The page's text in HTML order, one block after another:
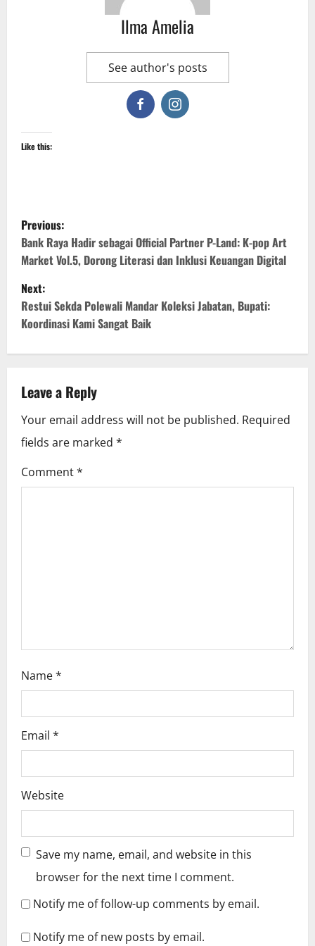
Ilma Amelia
See author's posts
Like this:
P
o
s
t
n
v
i
g
a
Previous:
Bank Raya Hadir sebagai Official Partner P-Land: K-pop Art
Market Vol.5, Dorong Literasi dan Inklusi Keuangan Digital
Next:
Restui Sekda Polewali Mandar Koleksi Jabatan, Bupati:
Koordinasi Kami Sangat Baik
Leave a Reply
Your email address will not be published. Required
fields are marked *
Comment*
Name*
Email *
Website
Save my name, email, and website in this
browser for the next time I comment.
Notify me of follow-up comments by email.
Notify me of new posts by email.